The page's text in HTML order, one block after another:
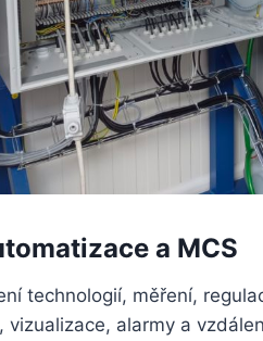
a MCS
technologií, měření,
vizualizace, alarmy a